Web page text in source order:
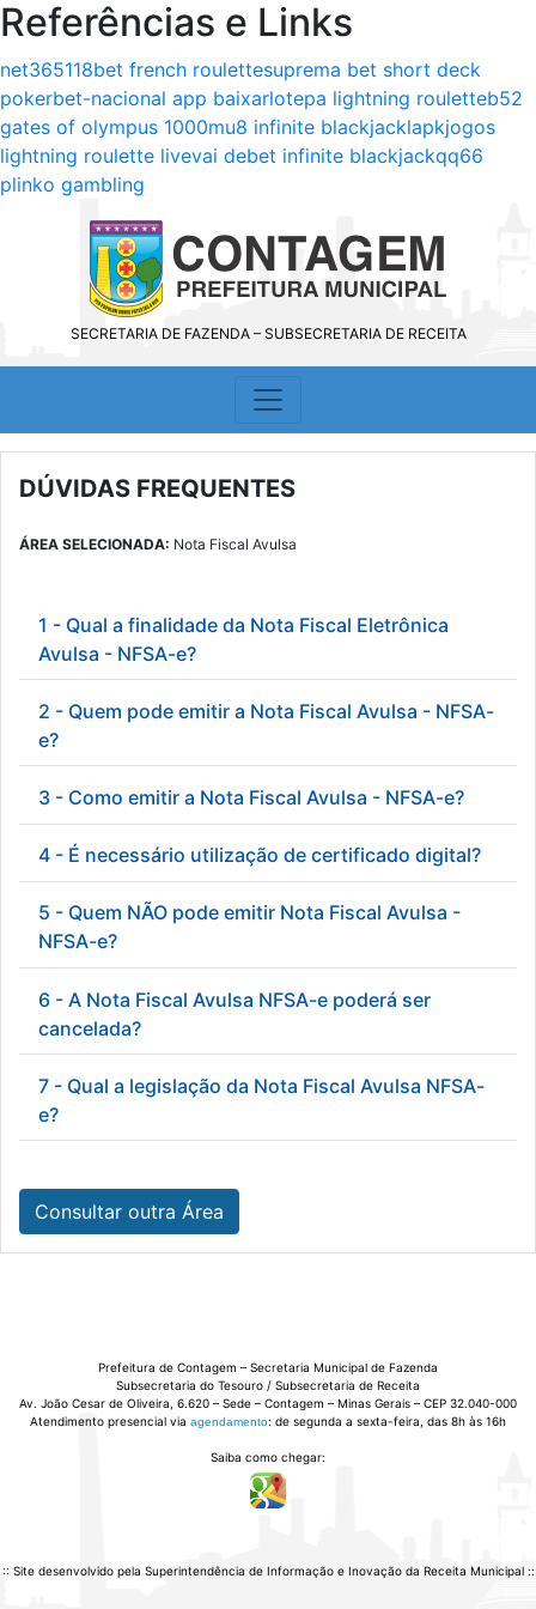
Referências e Links
net365118bet french roulettesuprema bet short deck
pokerbet-nacional app baixarlotepa lightning rouletteb52
gates of olympus 1000mu8 infinite blackjacklapkjogos
lightning roulette livevai debet infinite blackjackqq66
plinko gambling
SECRETARIA DE FAZENDA – SUBSECRETARIA DE RECEITA
DÚVIDAS FREQUENTES
ÁREA SELECIONADA: Nota Fiscal Avulsa
1 - Qual a finalidade da Nota Fiscal Eletrônica
Avulsa - NFSA-e?
2 - Quem pode emitir a Nota Fiscal Avulsa - NFSA-
e?
3 - Como emitir a Nota Fiscal Avulsa - NFSA-e?
4 - É necessário utilização de certificado digital?
5 - Quem NÃO pode emitir Nota Fiscal Avulsa -
NFSA-e?
6 - A Nota Fiscal Avulsa NFSA-e poderá ser
cancelada?
7 - Qual a legislação da Nota Fiscal Avulsa NFSA-
e?
Consultar outra Área
Prefeitura de Contagem – Secretaria Municipal de Fazenda
Subsecretaria do Tesouro / Subsecretaria de Receita
Av. João Cesar de Oliveira, 6.620 – Sede – Contagem – Minas Gerais – CEP 32.040-000
Atendimento presencial via agendamento: de segunda a sexta-feira, das 8h às 16h
Saiba como chegar:
:: Site desenvolvido pela Superintendência de Informação e Inovação da Receita Municipal ::